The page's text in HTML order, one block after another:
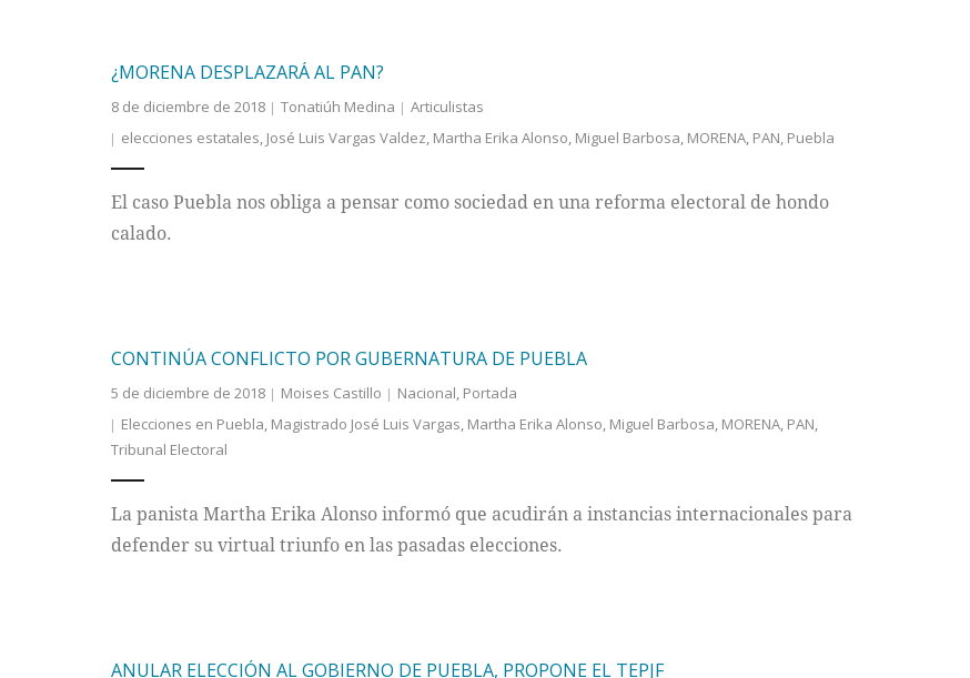
¿MORENA DESPLAZARÁ AL PAN?
8 de diciembre de 2018 Tonatiúh Medina
Articulistas
elecciones estatales, José Luis Vargas Valdez, Martha Erika Alonso, Miguel Barbosa, MORENA, PAN, Puebla
El caso Puebla nos obliga a pensar como sociedad en una reforma electoral de hondo
calado.
CONTINÚA CONFLICTO POR GUBERNATURA DE PUEBLA
5 de diciembre de 2018 Moises Castillo Nacional, Portada
Elecciones en Puebla, Magistrado José Luis Vargas, Martha Erika Alonso, Miguel Barbosa, MORENA, PAN,
Tribunal Electoral
La panista Martha Erika Alonso informó que acudirán a instancias internacionales para
defender su virtual triunfo en las pasadas elecciones.
ANULAR ELECCIÓN AL GOBIERNO DE PUEBLA, PROPONE EL TEPJF